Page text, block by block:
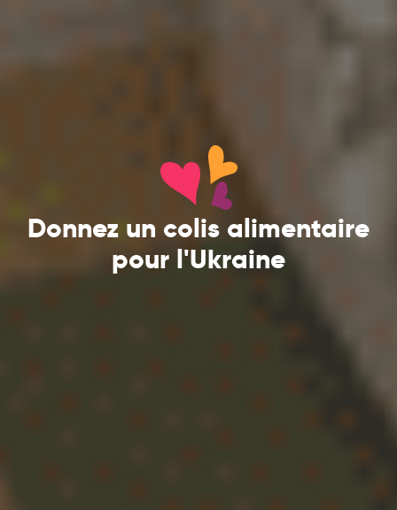
Donnez un colis alimentaire
pour l'Ukraine